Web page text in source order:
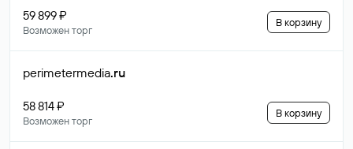
59 899 ₽
Возможен торг
В корзину
perimetermedia.ru
58 814 ₽
Возможен торг
В корзину